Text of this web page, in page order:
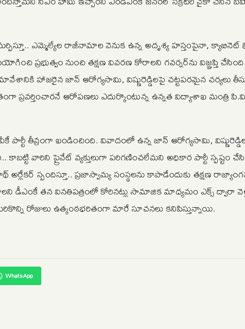
ఎమ్మెల్యేల రాజీనామాల వెనుక ఉన్న అదృశ్య హస్తంపైనా, క్యాబినెట్
ప్రభుత్వం నుంచి తక్షణ వివరణ కోరాలని గవర్నర్‌ను విజ్ఞప్తి
హాజరైన జాన్ ఆరోగ్యసామి, విష్ణురెడ్డిలపై చట్టపరమైన చర్యలు
ఆరోపణలు ఎదుర్కొంటున్న ఉన్నత విద్యాశాఖ మంత్రి
పార్టీ తీవ్రంగా ఖండించింది. వివాదంలో ఉన్న జాన్ ఆరోగ్యసామి,
వారిని ప్రైవేట్ వ్యక్తులుగా పరిగణించలేమని అధికార పార్టీ స్పష్టం
స్పందిస్తూ.. ప్రజాస్వామ్య సంస్థలను కాపాడేందుకు తక్షణ
డీఎంకే తన వినతిపత్రంలో కోరినట్లు సామాజిక మాధ్యమం ఎక్స్ ద్వారా
రోజులు ఉత్కంఠభరితంగా మారే సూచనలు కనిపిస్తున్నాయి.
WhatsApp